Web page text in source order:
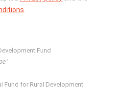
Fund
Fund for Rural Development